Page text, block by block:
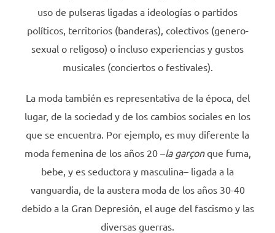
uso de pulseras ligadas a ideologías o partidos
políticos, territorios (banderas), colectivos (genero-
sexual o religoso) o incluso experiencias y gustos
musicales (conciertos o festivales).
La moda también es representativa de la época, del
lugar, de la sociedad y de los cambios sociales en los
que se encuentra. Por ejemplo, es muy diferente la
moda femenina de los años 20 –la garçonque fuma,
bebe, y es seductora y masculina– ligada a la
vanguardia, de la austera moda de los años 30-40
debido a la Gran Depresión, el auge del fascismo y las
diversas guerras.